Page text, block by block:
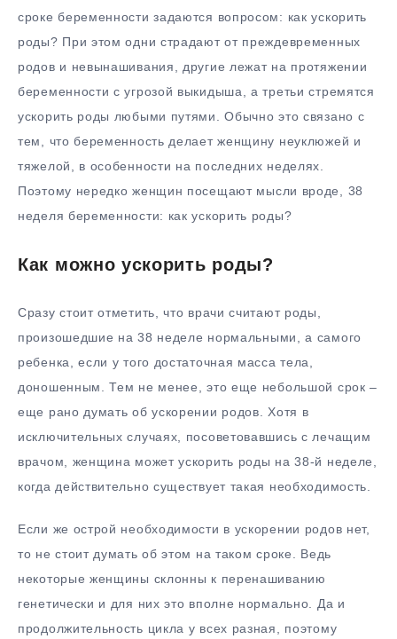
сроке беременности задаются вопросом: как ускорить
роды? При этом одни страдают от преждевременных
родов и невынашивания, другие лежат на протяжении
беременности с угрозой выкидыша, а третьи стремятся
ускорить роды любыми путями. Обычно это связано с
тем, что беременность делает женщину неуклюжей и
тяжелой, в особенности на последних неделях.
Поэтому нередко женщин посещают мысли вроде, 38
неделя беременности: как ускорить роды?
Как можно ускорить роды?
Сразу стоит отметить, что врачи считают роды,
произошедшие на 38 неделе нормальными, а самого
ребенка, если у того достаточная масса тела,
доношенным. Тем не менее, это еще небольшой срок –
еще рано думать об ускорении родов. Хотя в
исключительных случаях, посоветовавшись с лечащим
врачом, женщина может ускорить роды на 38-й неделе,
когда действительно существует такая необходимость.
Если же острой необходимости в ускорении родов нет,
то не стоит думать об этом на таком сроке. Ведь
некоторые женщины склонны к перенашиванию
генетически и для них это вполне нормально. Да и
продолжительность цикла у всех разная, поэтому